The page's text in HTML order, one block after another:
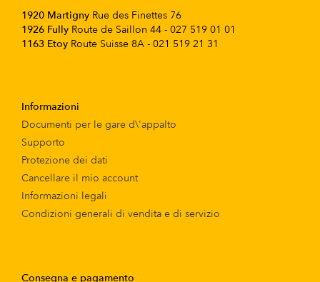
1920 Martigny Rue des Finettes 76
1926 Fully Route de Saillon 44 - 027 519 01 01
1163 Etoy Route Suisse 8A - 021 519 21 31
Informazioni
Documenti per le gare d\'appalto
Supporto
Protezione dei dati
Cancellare il mio account
Informazioni legali
Condizioni generali di vendita e di servizio
Consegna e pagamento